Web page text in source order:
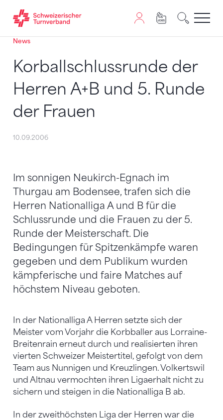
Zum Inhalt springen
Zur Sitemap navigieren
Zum Navigieren dieser Seite wird JavaScript benötigt.
News
Korballschlussrunde der
Herren A+B und 5. Runde
der Frauen
10.09.2006
Im sonnigen Neukirch-Egnach im
Thurgau am Bodensee, trafen sich die
Herren Nationalliga A und B für die
Schlussrunde und die Frauen zu der 5.
Runde der Meisterschaft. Die
Bedingungen für Spitzenkämpfe waren
gegeben und dem Publikum wurden
kämpferische und faire Matches auf
höchstem Niveau geboten.
In der Nationalliga A Herren setzte sich der
Meister vom Vorjahr die Korbballer aus Lorraine-
Breitenrain erneut durch und realisierten ihren
vierten Schweizer Meistertitel, gefolgt von dem
Team aus Nunnigen und Kreuzlingen. Volkertswil
und Altnau vermochten ihren Ligaerhalt nicht zu
sichern und steigen in die Nationalliga B ab.
In der zweithöchsten Liga der Herren war die